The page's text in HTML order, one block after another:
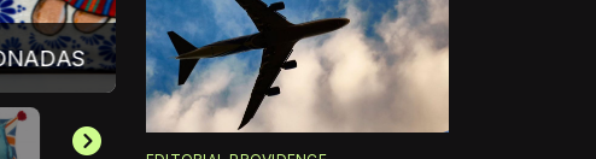
MANDIL CORAZONADAS